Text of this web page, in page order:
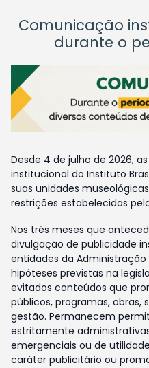
Comunicação
durante o
Desde 4 de julho de 2026,
institucional do Instituto
suas unidades
restrições estabelecidas
Nos três meses que
divulgação de publicidade
entidades da Administração
hipóteses previstas na
evitados conteúdos que
públicos, programas, obras,
gestão. Permanecem
estritamente
emergenciais ou de
caráter publicitário ou